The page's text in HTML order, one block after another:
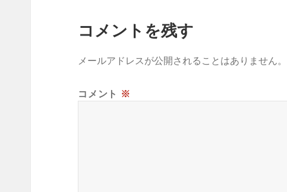
コメントを残す
メールアドレスが公開されることはありません。
コメント ※